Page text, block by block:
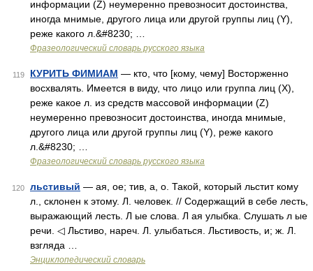
информации (Z) неумеренно превозносит достоинства,
иногда мнимые, другого лица или другой группы лиц (Y),
реже какого л.&#8230; …
Фразеологический словарь русского языка
119 КУРИТЬ ФИМИАМ — кто, что [кому, чему] Восторженно
восхвалять. Имеется в виду, что лицо или группа лиц (Х),
реже какое л. из средств массовой информации (Z)
неумеренно превозносит достоинства, иногда мнимые,
другого лица или другой группы лиц (Y), реже какого
л.&#8230; …
Фразеологический словарь русского языка
120 льстивый — ая, ое; тив, а, о. Такой, который льстит кому
л., склонен к этому. Л. человек. // Содержащий в себе лесть,
выражающий лесть. Л ые слова. Л ая улыбка. Слушать л ые
речи. ◁ Льстиво, нареч. Л. улыбаться. Льстивость, и; ж. Л.
взгляда …
Энциклопедический словарь